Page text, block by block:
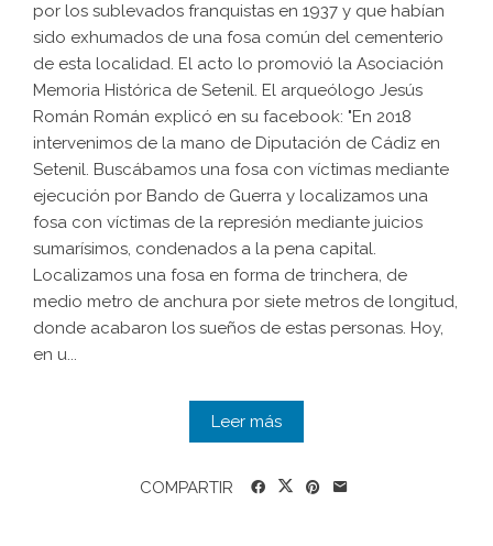
por los sublevados franquistas en 1937 y que habían
sido exhumados de una fosa común del cementerio
de esta localidad. El acto lo promovió la Asociación
Memoria Histórica de Setenil. El arqueólogo Jesús
Román Román explicó en su facebook: "En 2018
intervenimos de la mano de Diputación de Cádiz en
Setenil. Buscábamos una fosa con víctimas mediante
ejecución por Bando de Guerra y localizamos una
fosa con víctimas de la represión mediante juicios
sumarísimos, condenados a la pena capital.
Localizamos una fosa en forma de trinchera, de
medio metro de anchura por siete metros de longitud,
donde acabaron los sueños de estas personas. Hoy,
en u...
Leer más
COMPARTIR